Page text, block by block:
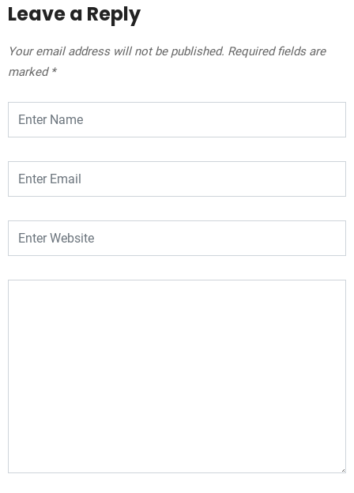
Leave a Reply
Your email address will not be published. Required fields are
marked *